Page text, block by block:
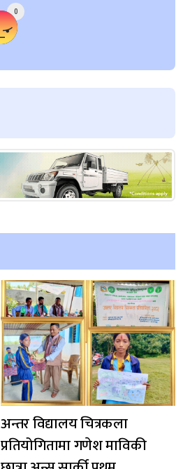
0
अन्तर विद्यालय चित्रकला
प्रतियोगितामा गणेश माविकी